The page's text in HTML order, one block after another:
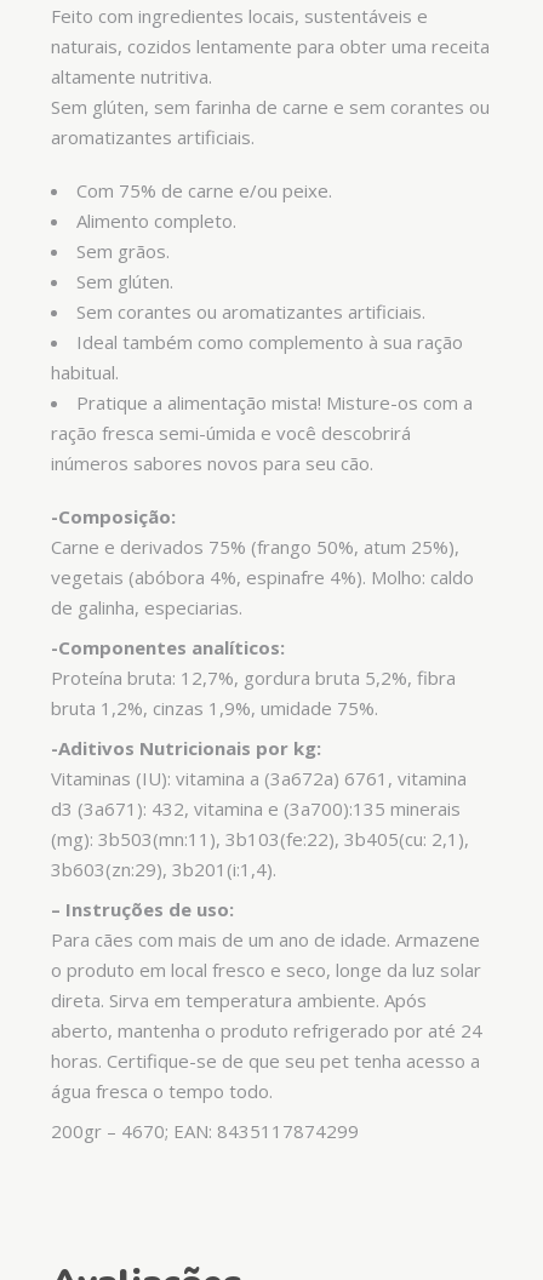
Feito com ingredientes locais, sustentáveis ​​e
naturais, cozidos lentamente para obter uma receita
altamente nutritiva.
Sem glúten, sem farinha de carne e sem corantes ou
aromatizantes artificiais.
Com 75% de carne e/ou peixe.
Alimento completo.
Sem grãos.
Sem glúten.
Sem corantes ou aromatizantes artificiais.
Ideal também como complemento à sua ração
habitual.
Pratique a alimentação mista! Misture-os com a
ração fresca semi-úmida e você descobrirá
inúmeros sabores novos para seu cão.
-Composição:
Carne e derivados 75% (frango 50%, atum 25%),
vegetais (abóbora 4%, espinafre 4%). Molho: caldo
de galinha, especiarias.
-Componentes analíticos:
Proteína bruta: 12,7%, gordura bruta 5,2%, fibra
bruta 1,2%, cinzas 1,9%, umidade 75%.
-Aditivos Nutricionais por kg:
Vitaminas (IU): vitamina a (3a672a) 6761, vitamina
d3 (3a671): 432, vitamina e (3a700):135 minerais
(mg): 3b503(mn:11), 3b103(fe:22), 3b405(cu: 2,1),
3b603(zn:29), 3b201(i:1,4).
– Instruções de uso:
Para cães com mais de um ano de idade. Armazene
o produto em local fresco e seco, longe da luz solar
direta. Sirva em temperatura ambiente. Após
aberto, mantenha o produto refrigerado por até 24
horas. Certifique-se de que seu pet tenha acesso a
água fresca o tempo todo.
200gr – 4670; EAN: 8435117874299